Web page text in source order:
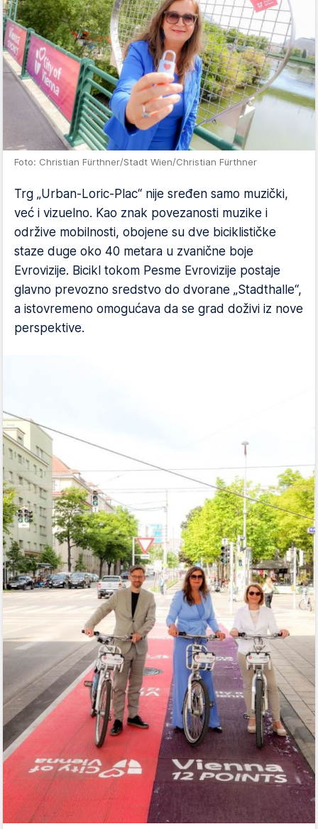
Foto: Christian Fürthner/Stadt Wien/Christian Fürthner
Trg „Urban-Loric-Plac“ nije sređen samo muzički,
već i vizuelno. Kao znak povezanosti muzike i
održive mobilnosti, obojene su dve biciklističke
staze duge oko 40 metara u zvanične boje
Evrovizije. Bicikl tokom Pesme Evrovizije postaje
glavno prevozno sredstvo do dvorane „Stadthalle“,
a istovremeno omogućava da se grad doživi iz nove
perspektive.